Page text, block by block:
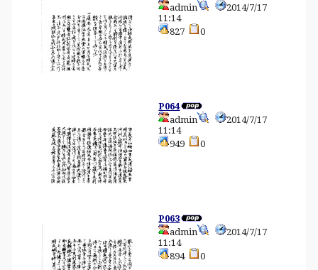
admin
2014/7/17
11:14
827
0
P064
admin
2014/7/17
11:14
949
0
P063
admin
2014/7/17
11:14
894
0